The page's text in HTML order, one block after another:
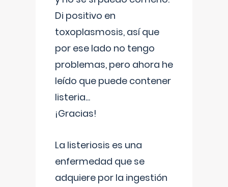
Di positivo en
toxoplasmosis, así que
por ese lado no tengo
problemas, pero ahora he
leído que puede contener
listeria...
¡Gracias!
La listeriosis es una
enfermedad que se
adquiere por la ingestión